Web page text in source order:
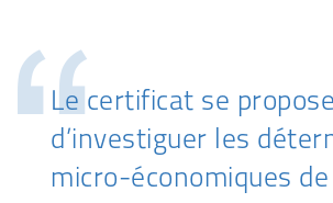
Accroche
introductive
Le certificat se propose
d’investiguer les
micro-économiques